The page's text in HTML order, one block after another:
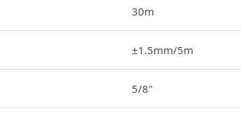
30m
±1.5mm/5m
5/8"